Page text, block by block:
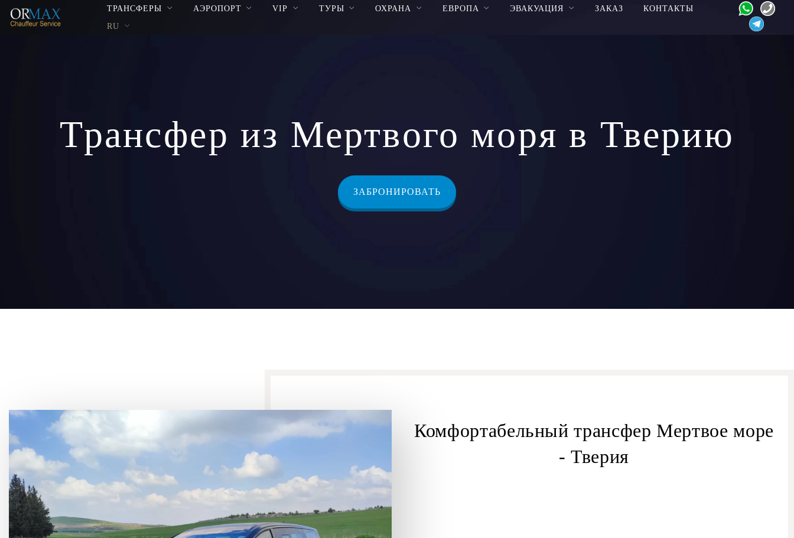
ТРАНСФЕРЫ АЭРОПОРТ VIP ТУРЫ ОХРАНА ЕВРОПА ЭВАКУАЦИЯ ЗАКАЗ
КОНТАКТЫ
RU
Трансфер из Мертвого моря в Тверию
ЗАБРОНИРОВАТЬ
Комфортабельный трансфер Мертвое море
- Тверия